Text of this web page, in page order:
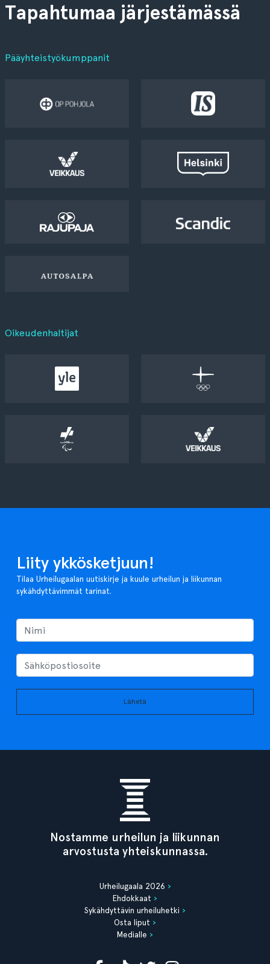
Tapahtumaa järjestämässä
Pääyhteistyökumppanit
Oikeudenhaltijat
Liity ykkösketjuun!
Tilaa Urheilugaalan uutiskirje ja kuule urheilun ja liikunnan
sykähdyttävimmät tarinat.
Lähetä
Nostamme urheilun ja liikunnan
arvostusta yhteiskunnassa.
Urheilugaala 2026
Ehdokkaat
Sykähdyttävin urheiluhetki
Osta liput
Medialle